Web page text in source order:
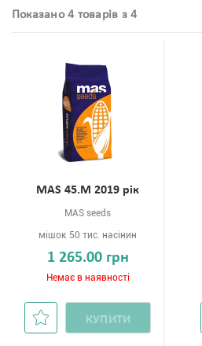
Показано 4 товарів з 4
МАS 45.М 2019 рік
MAS seeds
мішок 50 тис. насінин
1 265.00 грн
Немає в наявності
КУПИТИ